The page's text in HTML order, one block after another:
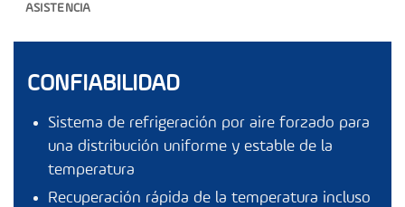
ASISTENCIA
CONFIABILIDAD
Sistema de refrigeración por aire forzado para
una distribución uniforme y estable de la
temperatura
Recuperación rápida de la temperatura incluso